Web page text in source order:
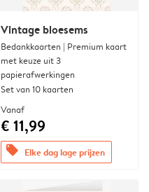
Vintage bloesems
Bedankkaarten | Premium kaart
met keuze uit 3
papierafwerkingen
Set van 10 kaarten
Vanaf
€ 11,99
offers Elke dag lage prijzen